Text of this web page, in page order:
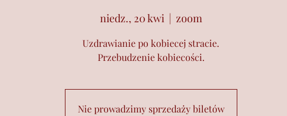
niedz., 20 kwi
  |
zoom
Uzdrawianie po kobiecej stracie.
Przebudzenie kobiecości.
Nie prowadzimy sprzedaży biletów